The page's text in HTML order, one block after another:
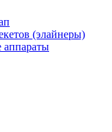
(элайнеры)
аппараты